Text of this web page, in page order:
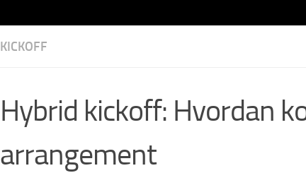
KICKOFF
Hybrid kickoff: Hvordan
arrangement